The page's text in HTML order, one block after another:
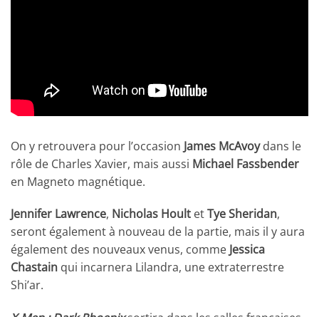
On y retrouvera pour l’occasion James McAvoydans le
rôle de Charles Xavier, mais aussi Michael Fassbender
en Magneto magnétique.
Jennifer Lawrence, Nicholas Hoult etTye Sheridan,
seront également à nouveau de la partie, mais il y aura
également des nouveaux venus, comme Jessica
Chastain qui incarnera Lilandra, une extraterrestre
Shi’ar.